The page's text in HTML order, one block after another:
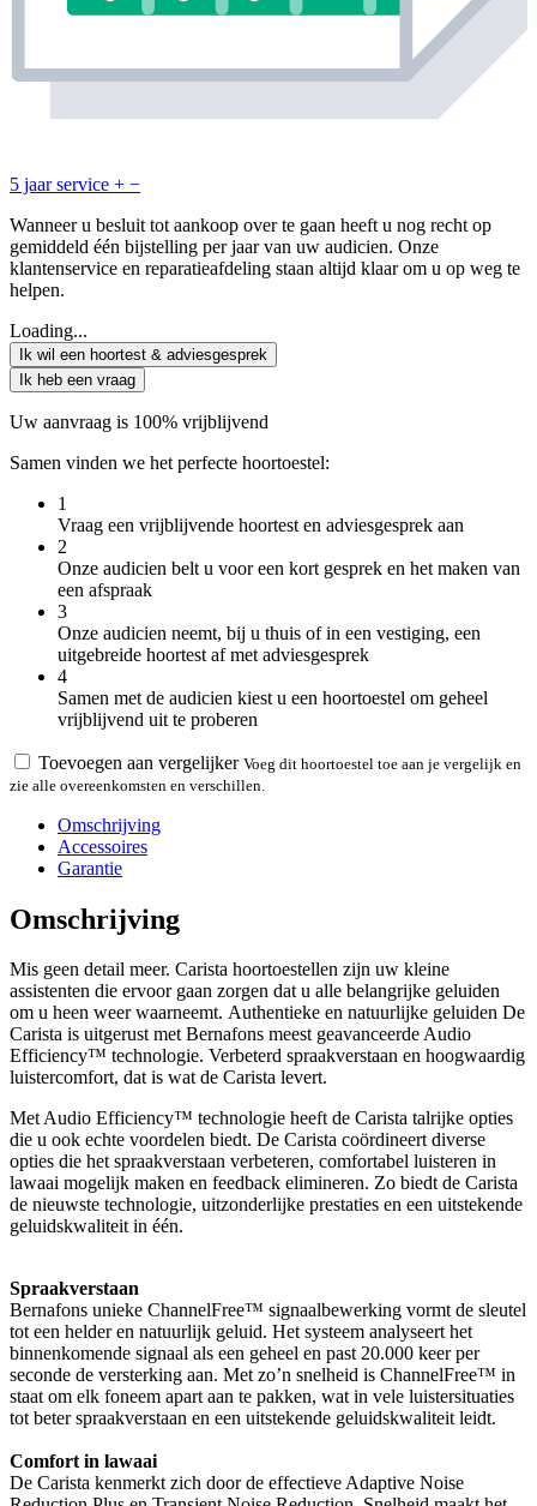
5 jaar service + −
Wanneer u besluit tot aankoop over te gaan heeft u nog recht op
gemiddeld één bijstelling per jaar van uw audicien. Onze
klantenservice en reparatieafdeling staan altijd klaar om u op weg te
helpen.
Loading...
Ik wil een hoortest & adviesgesprek
Ik heb een vraag
Uw aanvraag is 100% vrijblijvend
Samen vinden we het perfecte hoortoestel:
1
Vraag een vrijblijvende hoortest en adviesgesprek aan
2
Onze audicien belt u voor een kort gesprek en het maken van
een afspraak
3
Onze audicien neemt, bij u thuis of in een vestiging, een
uitgebreide hoortest af met adviesgesprek
4
Samen met de audicien kiest u een hoortoestel om geheel
vrijblijvend uit te proberen
Toevoegen aan vergelijker Voeg dit hoortoestel toe aan je vergelijk en
zie alle overeenkomsten en verschillen.
Omschrijving
Accessoires
Garantie
Omschrijving
Mis geen detail meer. Carista hoortoestellen zijn uw kleine
assistenten die ervoor gaan zorgen dat u alle belangrijke geluiden
om u heen weer waarneemt. Authentieke en natuurlijke geluiden De
Carista is uitgerust met Bernafons meest geavanceerde Audio
Efficiency™ technologie. Verbeterd spraakverstaan en hoogwaardig
luistercomfort, dat is wat de Carista levert.
Met Audio Efficiency™ technologie heeft de Carista talrijke opties
die u ook echte voordelen biedt. De Carista coördineert diverse
opties die het spraakverstaan verbeteren, comfortabel luisteren in
lawaai mogelijk maken en feedback elimineren. Zo biedt de Carista
de nieuwste technologie, uitzonderlijke prestaties en een uitstekende
geluidskwaliteit in één.
Spraakverstaan
Bernafons unieke ChannelFree™ signaalbewerking vormt de sleutel
tot een helder en natuurlijk geluid. Het systeem analyseert het
binnenkomende signaal als een geheel en past 20.000 keer per
seconde de versterking aan. Met zo’n snelheid is ChannelFree™ in
staat om elk foneem apart aan te pakken, wat in vele luistersituaties
tot beter spraakverstaan en een uitstekende geluidskwaliteit leidt.
Comfort in lawaai
De Carista kenmerkt zich door de effectieve Adaptive Noise